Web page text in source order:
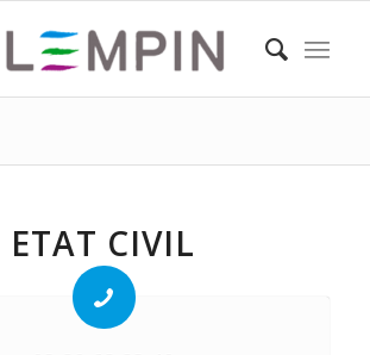
ETAT CIVIL